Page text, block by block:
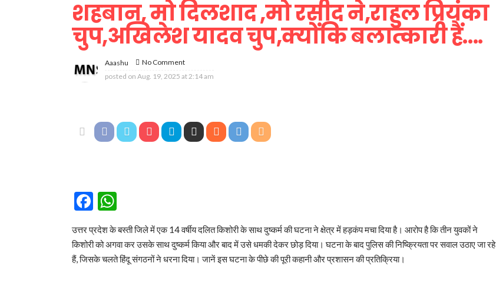
शहबान, मो दिलशाद ,मो रसीद ने,राहुल प्रियंका
चुप,अखिलेश यादव चुप,क्योंकि बलात्कारी हैं….
Aaashu
No Comment
posted on Aug. 19, 2025 at 2:14 am
Facebook
उत्तर प्रदेश के बस्ती जिले में एक 14 वर्षीय दलित किशोरी के साथ दुष्कर्म की घटना ने क्षेत्र में हड़कंप मचा दिया है। आरोप है कि तीन युवकों ने
किशोरी को अगवा कर उसके साथ दुष्कर्म किया और बाद में उसे धमकी देकर छोड़ दिया। घटना के बाद पुलिस की निष्क्रियता पर सवाल उठाए जा रहे
हैं, जिसके चलते हिंदू संगठनों ने धरना दिया। जानें इस घटना के पीछे की पूरी कहानी और प्रशासन की प्रतिक्रिया।